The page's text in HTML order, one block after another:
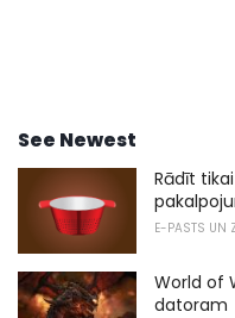
See Newest
Rādīt
E-PASTS UN
World of
datoram